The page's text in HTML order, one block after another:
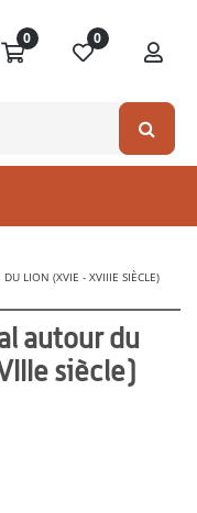
0 0
LION (XVIE - XVIIIE SIÈCLE)
autour du
siècle)